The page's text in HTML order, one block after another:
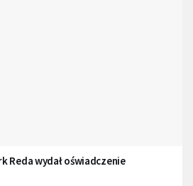
Reda wydał oświadczenie